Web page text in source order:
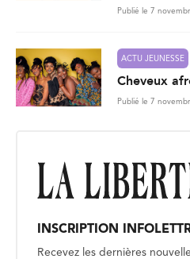
Publié le 7
ACTU JEUNESSE
Cheveux
Publié le 7
INSCRIPTION
Recevez les dernières